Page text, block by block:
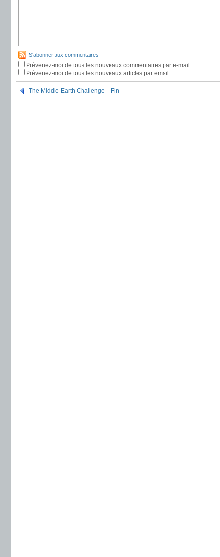
S'abonner aux commentaires
Prévenez-moi de tous les nouveaux commentaires par e-mail.
Prévenez-moi de tous les nouveaux articles par email.
The Middle-Earth Challenge – Fin